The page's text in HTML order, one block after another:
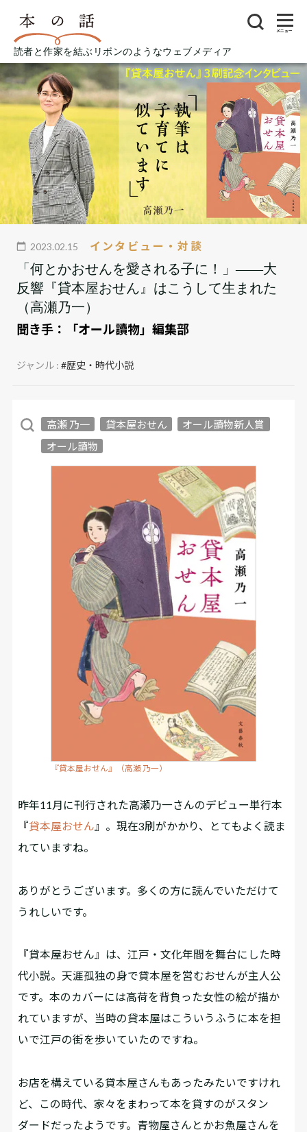
読者と作家を結ぶリボンのようなウェブメディア
メニュー
2023.02.15 インタビュー・対談
「何とかおせんを愛される子に！」――大
反響『貸本屋おせん』はこうして生まれた
（高瀬乃一）
聞き手：
「オール讀物」編集部
ジャンル :#歴史・時代小説
高瀬 乃一 貸本屋おせん
オール讀物新人賞
オール讀物
『貸本屋おせん』（高瀬 乃一）
――昨年11月に刊行された高瀬乃一さんのデビュー単行本
『貸本屋おせん 』。現在3刷がかかり、とてもよく読ま
れていますね。
ありがとうございます。多くの方に読んでいただけて
うれしいです。
――『貸本屋おせん』は、江戸・文化年間を舞台にした時
代小説。天涯孤独の身で貸本屋を営むおせんが主人公
です。本のカバーには高荷を背負った女性の絵が描か
れていますが、当時の貸本屋はこういうふうに本を担
いで江戸の街を歩いていたのですね。
お店を構えている貸本屋さんもあったみたいですけれ
ど、この時代、家々をまわって本を貸すのがスタン
ダードだったようです。青物屋さんとかお魚屋さんを